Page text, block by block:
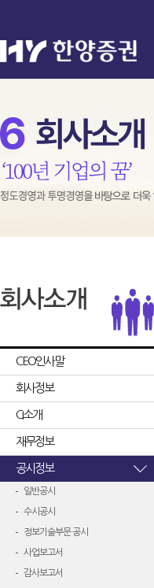
CEO인사말
회사정보
CI소개
재무정보
공시정보
일반공시
수시공시
정보기술부문 공시
사업보고서
감사보고서